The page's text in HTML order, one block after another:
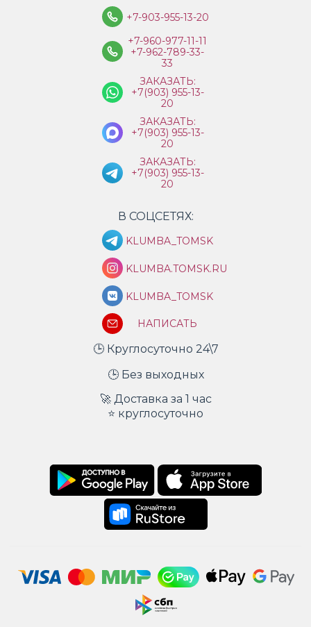
+7-903-955-13-20
+7-960-977-11-11
+7-962-789-33-
33
ЗАКАЗАТЬ:
+7(903) 955-13-
20
ЗАКАЗАТЬ:
+7(903) 955-13-
20
ЗАКАЗАТЬ:
+7(903) 955-13-
20
В СОЦСЕТЯХ:
KLUMBA_TOMSK
KLUMBA.TOMSK.RU
KLUMBA_TOMSK
НАПИСАТЬ
🕒 Круглосуточно 24\7
🕒 Без выходных
🚀 Доставка за 1 час
⭐ круглосуточно